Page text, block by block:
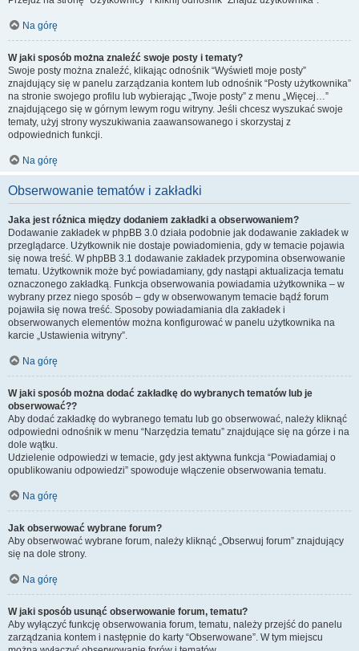
Na górę
W jaki sposób można znaleźć swoje posty i tematy?
Swoje posty można znaleźć, klikając odnośnik “Wyświetl moje posty”
znajdujący się w panelu zarządzania kontem lub odnośnik “Posty użytkownika”
na stronie swojego profilu lub wybierając „Twoje posty” z menu „Więcej…”
znajdującego się w górnym lewym rogu witryny. Jeśli chcesz wyszukać swoje
tematy, użyj strony wyszukiwania zaawansowanego i skorzystaj z
odpowiednich funkcji.
Na górę
Obserwowanie tematów i zakładki
Jaka jest różnica między dodaniem zakładki a obserwowaniem?
Dodawanie zakładek w phpBB 3.0 działa podobnie jak dodawanie zakładek w
przeglądarce. Użytkownik nie dostaje powiadomienia, gdy w temacie pojawia
się nowa treść. W phpBB 3.1 dodawanie zakładek przypomina obserwowanie
tematu. Użytkownik może być powiadamiany, gdy nastąpi aktualizacja tematu
oznaczonego zakładką. Funkcja obserwowania powiadamia użytkownika – w
wybrany przez niego sposób – gdy w obserwowanym temacie bądź forum
pojawiła się nowa treść. Sposoby powiadamiania dla zakładek i
obserwowanych elementów można konfigurować w panelu użytkownika na
karcie „Ustawienia witryny”.
Na górę
W jaki sposób można dodać zakładkę do wybranych tematów lub je
obserwować??
Aby dodać zakładkę do wybranego tematu lub go obserwować, należy kliknąć
odpowiedni odnośnik w menu “Narzędzia tematu” znajdujące się na górze i na
dole wątku.
Udzielenie odpowiedzi w temacie, gdy jest aktywna funkcja “Powiadamiaj o
opublikowaniu odpowiedzi” spowoduje włączenie obserwowania tematu.
Na górę
Jak obserwować wybrane forum?
Aby obserwować wybrane forum, należy kliknąć „Obserwuj forum” znajdujący
się na dole strony.
Na górę
W jaki sposób usunąć obserwowanie forum, tematu?
Aby wyłączyć funkcję obserwowania forum, tematu, należy przejść do panelu
zarządzania kontem i następnie do karty “Obserwowane”. W tym miejscu